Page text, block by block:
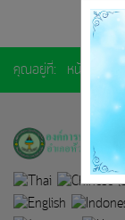
คุณอยู่ที่: หน้าแรก